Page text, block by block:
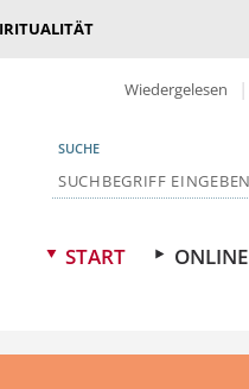
Wiedergelesen
SUCHE
START ONLINE